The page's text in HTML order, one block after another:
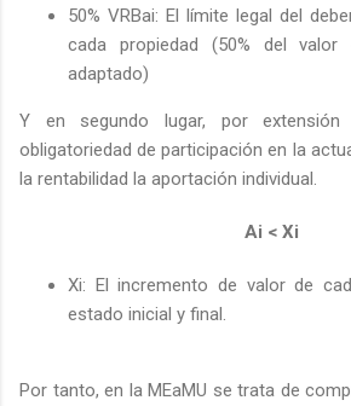
50% VRBai: El límite legal del
cada propiedad (50% del valor
adaptado)
Y en segundo lugar, por
obligatoriedad de participación en la
la rentabilidad la aportación individual.
Ai < Xi
Xi: El incremento de valor de
estado inicial y final.
Por tanto, en la MEaMU se trata de